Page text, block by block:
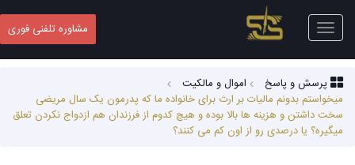
Toggle
navigation
مشاوره تلفنی فوری
پرسش و پاسخ
اموال و مالکیت
میخواستم بدونم مالیات بر ارث برای خانواده ما که پدرمون یک سال مریضی
سخت داشتن و هزینه ها بالا بوده و هیچ کدوم از فرزندان هم ازدواج نکردن تعلق
میگیره؟ یا درصدی رو از اون کم می کنند؟